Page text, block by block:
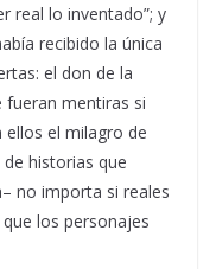
real lo inventado”; y
recibido la única
el don de la
fueran mentiras si
el milagro de
historias que
no importa si reales
los personajes